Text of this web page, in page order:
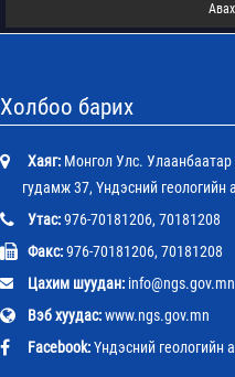
Холбоо барих
Хаяг: Монгол Улс.
гудамж 37, Үндэсний геологийн
Утас:976-70181206, 70181208
Факс:976-70181206, 70181208
Цахим шуудан: info@ngs.gov.mn
Вэб хуудас:www.ngs.gov.mn
Facebook:Үндэсний геологийн